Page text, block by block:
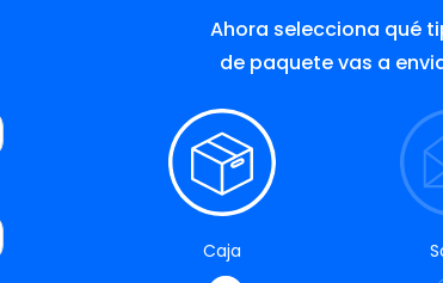
Ahora selecciona qué
de paquete vas a
Caja